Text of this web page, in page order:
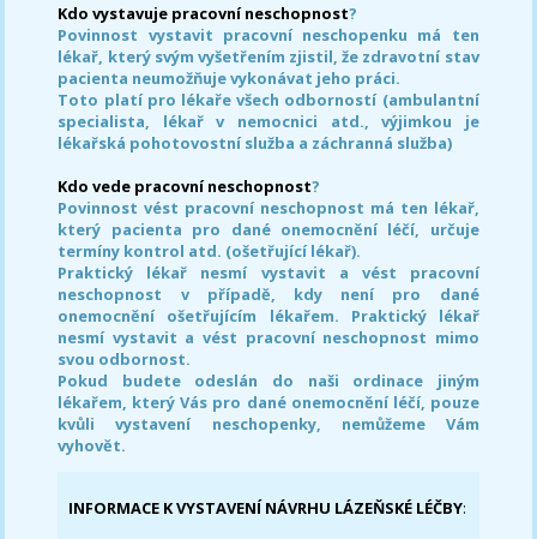
Kdo vystavuje pracovní neschopnost?
Povinnost vystavit pracovní neschopenku má ten
lékař, který svým vyšetřením zjistil, že zdravotní stav
pacienta neumožňuje vykonávat jeho práci.
Toto platí pro lékaře všech odborností (ambulantní
specialista, lékař v nemocnici atd., výjimkou je
lékařská pohotovostní služba a záchranná služba)
Kdo vede pracovní neschopnost?
Povinnost vést pracovní neschopnost má ten lékař,
který pacienta pro dané onemocnění léčí, určuje
termíny kontrol atd. (ošetřující lékař).
Praktický lékař nesmí vystavit a vést pracovní
neschopnost v případě, kdy není pro dané
onemocnění ošetřujícím lékařem. Praktický lékař
nesmí vystavit a vést pracovní neschopnost mimo
svou odbornost.
Pokud budete odeslán do naši ordinace jiným
lékařem, který Vás pro dané onemocnění léčí, pouze
kvůli vystavení neschopenky, nemůžeme Vám
vyhovět.
INFORMACE K VYSTAVENÍ NÁVRHU LÁZEŇSKÉ LÉČBY: